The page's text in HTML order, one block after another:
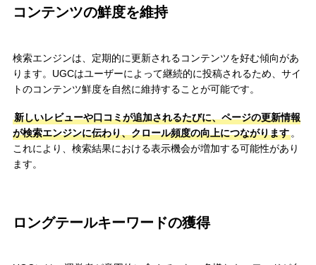
コンテンツの鮮度を維持
検索エンジンは、定期的に更新されるコンテンツを好む傾向があ
ります。UGCはユーザーによって継続的に投稿されるため、サイ
トのコンテンツ鮮度を自然に維持することが可能です。
新しいレビューや口コミが追加されるたびに、ページの更新情報
が検索エンジンに伝わり、クロール頻度の向上につながります。
これにより、検索結果における表示機会が増加する可能性があり
ます。
ロングテールキーワードの獲得